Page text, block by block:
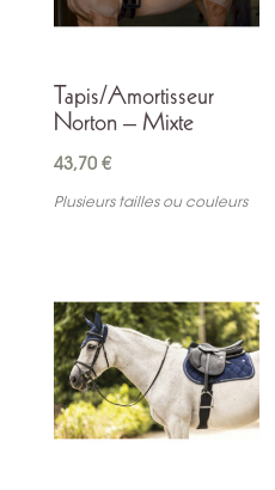
Tapis/Amortisseur
Norton – Mixte
43,70 €
Plusieurs tailles ou couleurs